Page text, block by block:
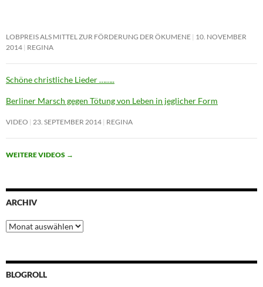
LOBPREIS ALS MITTEL ZUR FÖRDERUNG DER ÖKUMENE 10. NOVEMBER
2014 REGINA
Schöne christliche Lieder ……..
Berliner Marsch gegen Tötung von Leben in jeglicher Form
VIDEO 23. SEPTEMBER 2014 REGINA
WEITERE VIDEOS →
ARCHIV
Archiv
BLOGROLL